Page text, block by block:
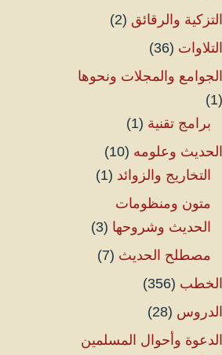
التزكية والرقائق (2)
التلاوات (36)
الجوامع والمجلات ونحوها
(1)
برامج تقنية (1)
الحديث وعلومه (10)
التخاريج والزوائد (1)
متون ومنظومات
الحديث وشروحها (3)
مصطلح الحديث (7)
الخطب (356)
الدروس (28)
الدعوة وأحوال المسلمين